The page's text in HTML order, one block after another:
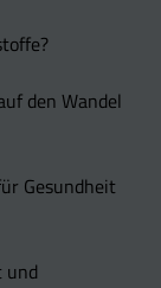
den Wandel
Gesundheit
und